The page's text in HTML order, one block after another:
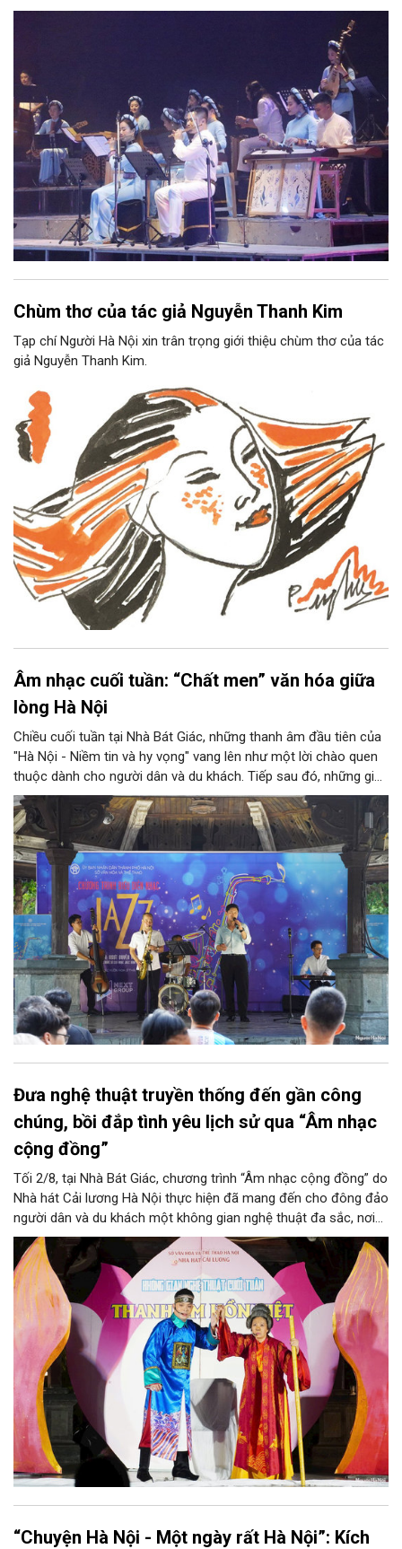
phối khí mới trên nền tảng làn điệu âm nhạc truyền thống Việt
Nam, đồng thời phải được trình diễn trực tiếp bằng nhạc cụ dân
Chùm thơ của tác giả Nguyễn Thanh Kim
Tạp chí Người Hà Nội xin trân trọng giới thiệu chùm thơ của tác
giả Nguyễn Thanh Kim.
Âm nhạc cuối tuần: “Chất men” văn hóa giữa
lòng Hà Nội
Chiều cuối tuần tại Nhà Bát Giác, những thanh âm đầu tiên của
"Hà Nội - Niềm tin và hy vọng" vang lên như một lời chào quen
thuộc dành cho người dân và du khách. Tiếp sau đó, những giai
điệu jazz kinh điển của thế giới lần lượt cất lên qua phần biểu
diễn của NSƯT Quyền Văn Minh và các nghệ sĩ Bình Minh Jazz
Club, mở ra một không gian âm nhạc giàu cảm xúc ngay giữa
trung tâm Thủ đô.
Đưa nghệ thuật truyền thống đến gần công
chúng, bồi đắp tình yêu lịch sử qua “Âm nhạc
cộng đồng”
Tối 2/8, tại Nhà Bát Giác, chương trình “Âm nhạc cộng đồng” do
Nhà hát Cải lương Hà Nội thực hiện đã mang đến cho đông đảo
người dân và du khách một không gian nghệ thuật đa sắc, nơi
những làn điệu cải lương, ca cổ, tân cổ và các tiết mục múa
hòa quyện trong không gian của phố đi bộ hồ Hoàn Kiếm. Đặc
biệt, chương trình có sự giao lưu của các nghệ sĩ đến từ
phương Nam, góp phần tạo nên cuộc gặp gỡ nghệ thuật giàu
cảm xúc.
“Chuyện Hà Nội - Một ngày rất Hà Nội”: Kích